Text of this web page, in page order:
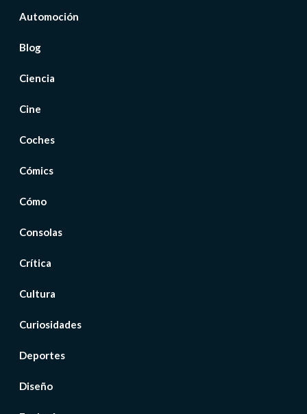
Automoción
Blog
Ciencia
Cine
Coches
Cómics
Cómo
Consolas
Crítica
Cultura
Curiosidades
Deportes
Diseño